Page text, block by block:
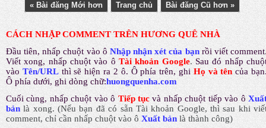
« Bài đăng Mới hơn Trang chủ Bài đăng Cũ hơn »
CÁCH NHẬP COMMENT TRÊN HƯƠNG QUÊ NHÀ
Đầu tiên, nhấp chuột vào ô Nhập nhận xét của bạn rồi viết comment
Viết xong, nhấp chuột vào ô Tài khoản Google. Sau đó nhấp
vào Tên/URL thì sẽ hiện ra 2 ô. Ô phía trên, ghi Họ và tên của
Ô phía dưới, ghi dòng chữ:huongquenha.com
Cuối cùng, nhấp chuột vào ô Tiếp tục và nhấp chuột tiếp vào ô
bản là xong.(Nếu bạn đã có sẵn Tài khoản Google, thì sau khi
comment, chỉ cần nhấp chuột vào ô Xuất bản là thành công)